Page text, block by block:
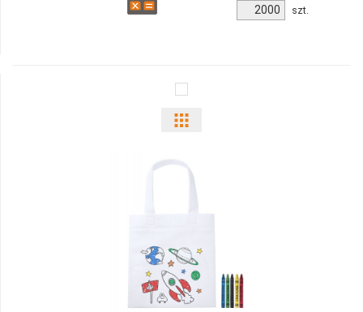
Ilość
produktu
szt.
ilości
produktu
145878c